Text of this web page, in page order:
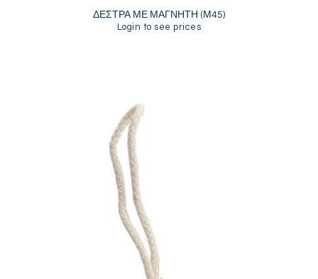
ΔΕΣΤΡΑ ΜΕ ΜΑΓΝΗΤΗ (Μ45)
Login to see prices